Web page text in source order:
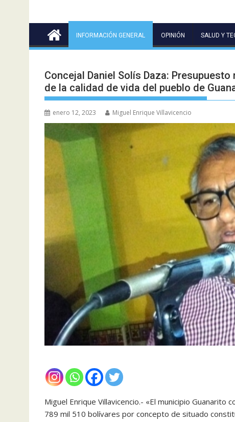
INFORMACIÓN GENERAL OPINIÓN SALUD Y
Concejal Daniel Solís Daza:
de la calidad de vida del pueblo de
enero 12, 2023 Miguel Enrique Villavicencio
Miguel Enrique Villavicencio.- «El municipio
789 mil 510 bolívares por concepto de situado